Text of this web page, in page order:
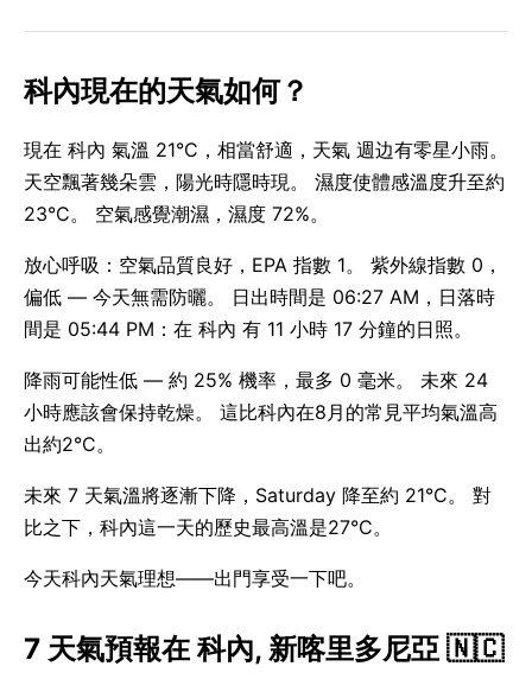
科內現在的天氣如何？
現在 科內 氣溫 21°C，相當舒適，天氣 週边有零星小雨。
天空飄著幾朵雲，陽光時隱時現。 濕度使體感溫度升至約
23°C。 空氣感覺潮濕，濕度 72%。
放心呼吸：空氣品質良好，EPA 指數 1。 紫外線指數 0，
偏低 — 今天無需防曬。 日出時間是 06:27 AM，日落時
間是 05:44 PM：在 科內 有 11 小時 17 分鐘的日照。
降雨可能性低 — 約 25% 機率，最多 0 毫米。 未來 24
小時應該會保持乾燥。 這比科內在8月的常見平均氣溫高
出約2°C。
未來 7 天氣溫將逐漸下降，Saturday 降至約 21°C。 對
比之下，科內這一天的歷史最高溫是27°C。
今天科內天氣理想——出門享受一下吧。
7 天氣預報在 科內, 新喀里多尼亞 🇳🇨